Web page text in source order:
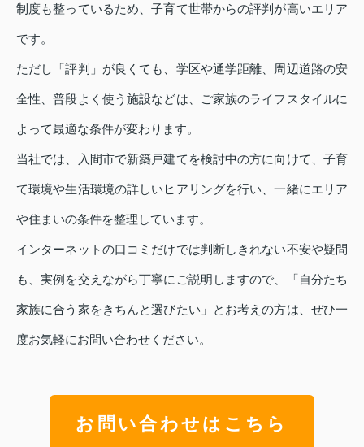
制度も整っているため、子育て世帯からの評判が高いエリア
です。
ただし「評判」が良くても、学区や通学距離、周辺道路の安
全性、普段よく使う施設などは、ご家族のライフスタイルに
よって最適な条件が変わります。
当社では、入間市で新築戸建てを検討中の方に向けて、子育
て環境や生活環境の詳しいヒアリングを行い、一緒にエリア
や住まいの条件を整理しています。
インターネットの口コミだけでは判断しきれない不安や疑問
も、実例を交えながら丁寧にご説明しますので、「自分たち
家族に合う家をきちんと選びたい」とお考えの方は、ぜひ一
度お気軽にお問い合わせください。
お問い合わせはこちら